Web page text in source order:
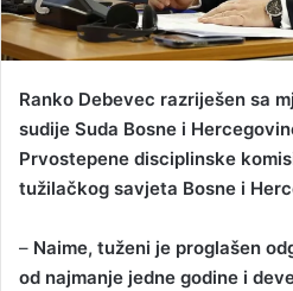
Ranko Debevec razriješen sa
sudije Suda Bosne i
Prvostepene disciplinske
tužilačkog savjeta Bosne i
– Naime, tuženi je proglašen
od najmanje jedne godine i